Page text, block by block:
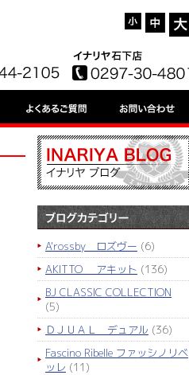
A'rossby ロズヴー (6)
AKITTO アキット (136)
BJ CLASSIC COLLECTION
(5)
ＤＪＵＡＬ デュアル (36)
Fascino Ribelle ファッシノリベ
ッレ (11)